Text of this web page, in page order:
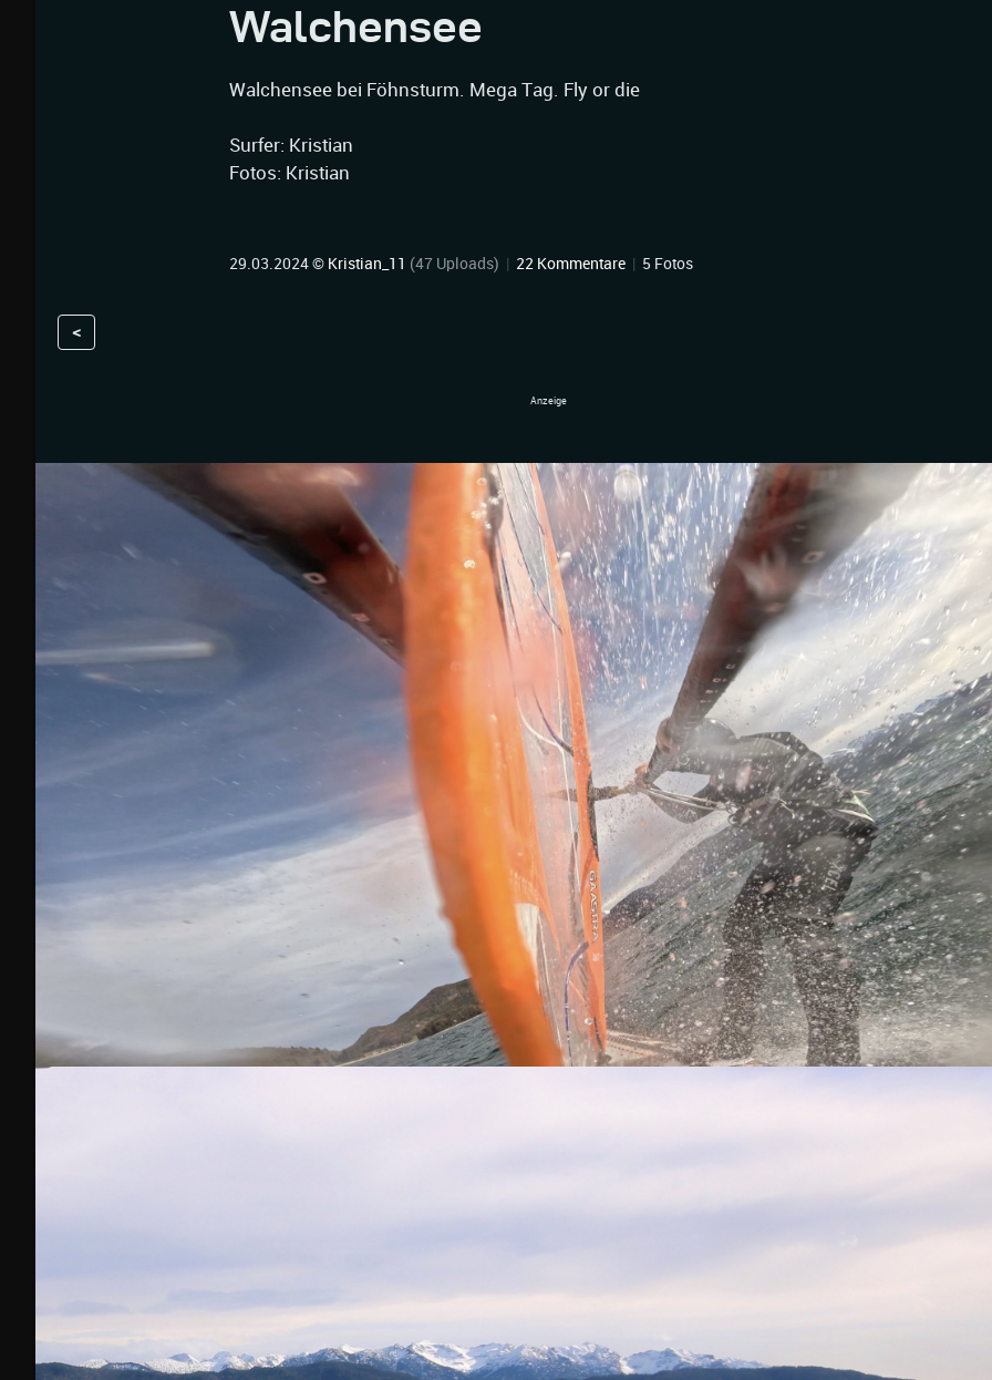
Walchensee
Walchensee bei Föhnsturm. Mega Tag. Fly or die
Surfer: Kristian
Fotos: Kristian
29.03.2024 © Kristian_11 (47 Uploads) | 22 Kommentare | 5 Fotos
<